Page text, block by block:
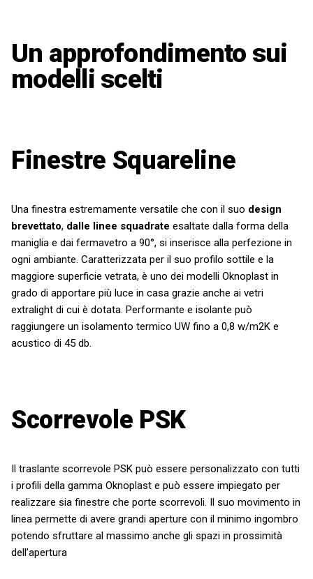
Un approfondimento sui
modelli scelti
Finestre Squareline
Una finestra estremamente versatile che con il suo design
brevettato, dalle linee squadrate esaltate dalla forma della
maniglia e dai fermavetro a 90°, si inserisce alla perfezione in
ogni ambiante. Caratterizzata per il suo profilo sottile e la
maggiore superficie vetrata, è uno dei modelli Oknoplast in
grado di apportare più luce in casa grazie anche ai vetri
extralight di cui è dotata. Performante e isolante può
raggiungere un isolamento termico UW fino a 0,8 w/m2K e
acustico di 45 db.
Scorrevole PSK
Il traslante scorrevole PSK può essere personalizzato con tutti
i profili della gamma Oknoplast e può essere impiegato per
realizzare sia finestre che porte scorrevoli. Il suo movimento in
linea permette di avere grandi aperture con il minimo ingombro
potendo sfruttare al massimo anche gli spazi in prossimità
dell’apertura